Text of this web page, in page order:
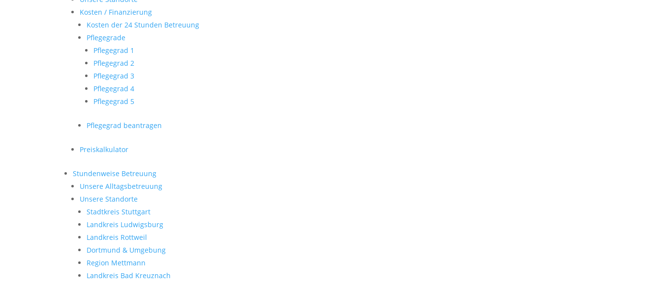
Kosten / Finanzierung
Kosten der 24 Stunden Betreuung
Pflegegrade
Pflegegrad 1
Pflegegrad 2
Pflegegrad 3
Pflegegrad 4
Pflegegrad 5
Pflegegrad beantragen
Preiskalkulator
Stundenweise Betreuung
Unsere Alltagsbetreuung
Unsere Standorte
Stadtkreis Stuttgart
Landkreis Ludwigsburg
Landkreis Rottweil
Dortmund & Umgebung
Region Mettmann
Landkreis Bad Kreuznach